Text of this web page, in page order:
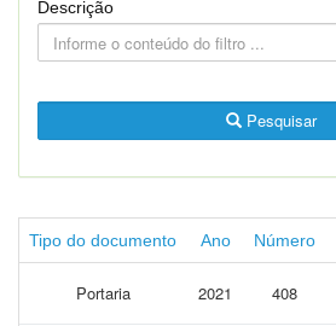
Descrição
Pesquisar
Tipo do documento Ano Número
Portaria 2021 408